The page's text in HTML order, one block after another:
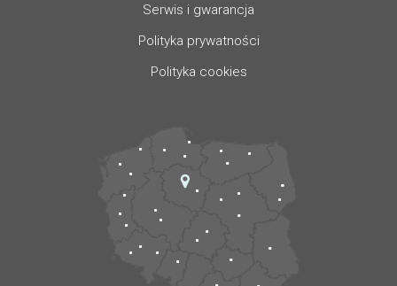
Serwis i gwarancja
Polityka prywatności
Polityka cookies